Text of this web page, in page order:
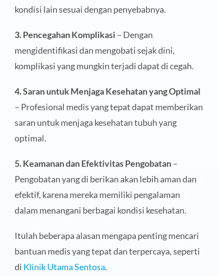
kondisi lain sesuai dengan penyebabnya.
3. Pencegahan Komplikasi – Dengan
mengidentifikasi dan mengobati sejak dini,
komplikasi yang mungkin terjadi dapat di cegah.
4. Saran untuk Menjaga Kesehatan yang Optimal
– Profesional medis yang tepat dapat memberikan
saran untuk menjaga kesehatan tubuh yang
optimal.
5. Keamanan dan Efektivitas Pengobatan–
Pengobatan yang di berikan akan lebih aman dan
efektif, karena mereka memiliki pengalaman
dalam menangani berbagai kondisi kesehatan.
Itulah beberapa alasan mengapa penting mencari
bantuan medis yang tepat dan terpercaya, seperti
di Klinik Utama Sentosa.